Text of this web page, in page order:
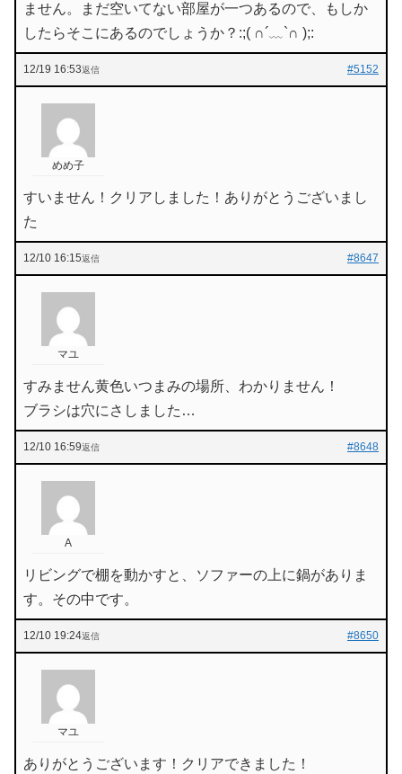
ません。まだ空いてない部屋が一つあるので、もしか
したらそこにあるのでしょうか？:;( ∩´﹏`∩ );:
12/19 16:53 #5152
返信
めめ子
すいません！クリアしました！ありがとうございまし
た
12/10 16:15 #8647
返信
マユ
すみません黄色いつまみの場所、わかりません！
ブラシは穴にさしました…
12/10 16:59 #8648
返信
A
リビングで棚を動かすと、ソファーの上に鍋がありま
す。その中です。
12/10 19:24 #8650
返信
マユ
ありがとうございます！クリアできました！